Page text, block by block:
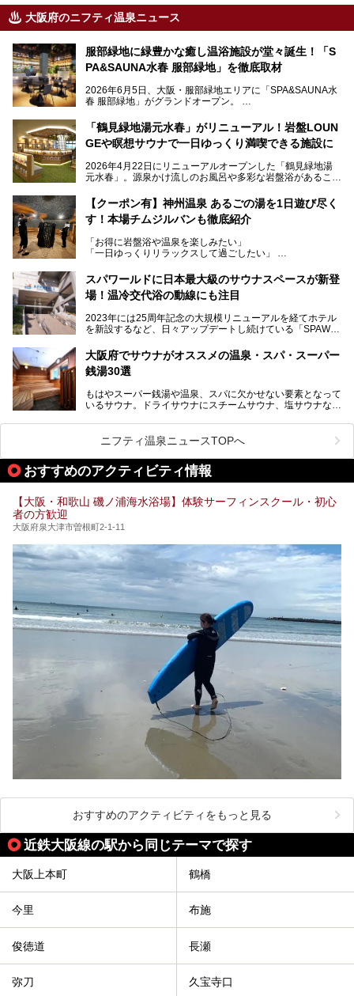
大阪府のニフティ温泉ニュース
服部緑地に緑豊かな癒し温浴施設が堂々誕生！「S
PA&SAUNA水春 服部緑地」を徹底取材
2026年6月5日、大阪・服部緑地エリアに「SPA&SAUNA水
春 服部緑地」がグランドオープン。
当初の計画から約5年の時を経て誕生した本施設は、温泉・
サウナ・岩盤浴・フィットネス・ラウンジ・レストランなど
を融合した、これまでの“水春”のイメージをさらに進化させ
今回はオープン前の内覧会に参加し、館内のこだわりポイン
サウナー注目の3種のサウナや160cmの深水風呂、没入感の
高い岩盤浴エリア、日本最大の台数を誇る最新AIフィットネ
スマシンなど、見どころ満載の館内を詳しくご紹介します。
「鶴見緑地湯元水春」がリニューアル！岩盤LOUN
GEや瞑想サウナで一日ゆっくり満喫できる施設に
2026年4月22日にリニューアルオープンした「鶴見緑地湯
元水春」。源泉かけ流しのお風呂や多彩な岩盤浴があること
に“一日中くつろげる場所”としてパワーアップしています。
今回のリニューアルでは、新たに登場した瞑想サウナをはじ
見どころが盛りだくさん。日常の疲れを癒やしたい方はもち
ろん、休日にゆったり過ごしたい方にもぴったりの内容とな
本記事では、そんなリニューアル後の注目ポイントを詳しく
紹介します。これから「鶴見緑地湯元水春」に訪れる方や、
い。
【クーポン有】神州温泉 あるごの湯を1日遊び尽く
す！本場チムジルバンも徹底紹介
「お得に岩盤浴や温泉を楽しみたい」
「一日ゆっくりリラックスして過ごしたい」
利用できる「神州温泉 あるごの湯」です。
あるごの湯は、大阪府豊中市にある日帰り温浴施設で、阪急
チムジルバン（岩盤浴）を中心に、発汗・リラックス・漫画
タイムまで満喫できる長時間滞在型の施設なので、一日中ゆ
る迫力ある熱波パフォーマンスも毎日行われており、“とと
のう”体験をしっかり楽しめるのもポイントです。
ケやボウリングといった遊び場もあり、友人同士やカップル
で“遊び+癒し”の一日を過ごすのにもぴったり。
処にいたるまで魅力をたっぷり堪能してきたので、その全容
スパワールドに日本最大級のサウナスペースが新登
場！温冷交代浴の動線にも注目
2023年には25周年記念の大規模リニューアルを経てホテル
を新設するなど、日々アップデートし続けている「SPAWO
そんなスパワールドが2025年11月15日（土）に、新たな浴
室や日本最大級140人収容の大規模サウナを携えてリニュー
アルオープン！浴室である4F・6Fそれぞれにリニューアル
大規模リニューアルの全容を確認すべく、リニューアルプレ
オープンイベントに行ってきました！今回はそのリニューア
大阪府でサウナがオススメの温泉・スパ・スーパー
銭湯30選
もはやスーパー銭湯や温泉、スパに欠かせない要素となって
いるサウナ。ドライサウナにスチームサウナ、塩サウナな
ペース、ロウリュウなど、心ゆくまで楽しむためのサービス
が充実した施設も多くみられます。
今回はそんなサウナにこだわった、大阪府内のオススメ温
泉・銭湯・スパを30件紹介したいと思います！
ニフティ温泉ニュースTOPへ
おすすめのアクティビティ情報
【大阪・和歌山 磯ノ浦海水浴場】体験サーフィンスクール・初心
者の方歓迎
大阪府泉大津市曽根町2-1-11
おすすめのアクティビティをもっと見る
近鉄大阪線の駅から同じテーマで探す
大阪上本町 鶴橋
今里 布施
俊徳道 長瀬
弥刀 久宝寺口